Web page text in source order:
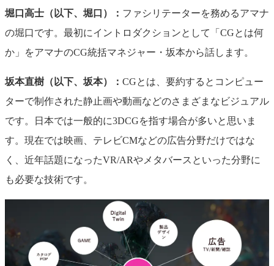
堀口高士（以下、堀口）： ファシリテーターを務めるアマナ
の堀口です。最初にイントロダクションとして「CGとは何
か」をアマナのCG統括マネジャー・坂本から話します。
坂本直樹（以下、坂本）： CGとは、要約するとコンピュー
ターで制作された静止画や動画などのさまざまなビジュアル
です。日本では一般的に3DCGを指す場合が多いと思いま
す。現在では映画、テレビCMなどの広告分野だけではな
く、近年話題になったVR/ARやメタバースといった分野に
も必要な技術です。